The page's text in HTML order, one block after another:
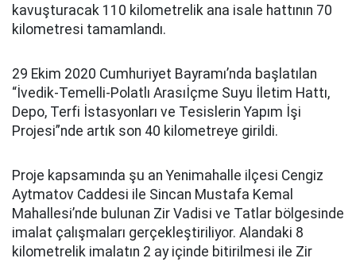
kavuşturacak 110 kilometrelik ana isale hattının 70
kilometresi tamamlandı.
29 Ekim 2020 Cumhuriyet Bayramı’nda başlatılan
“İvedik-Temelli-Polatlı Arasıİçme Suyu İletim Hattı,
Depo, Terfi İstasyonları ve Tesislerin Yapım İşi
Projesi”nde artık son 40 kilometreye girildi.
Proje kapsamında şu an Yenimahalle ilçesi Cengiz
Aytmatov Caddesi ile Sincan Mustafa Kemal
Mahallesi’nde bulunan Zir Vadisi ve Tatlar bölgesinde
imalat çalışmaları gerçekleştiriliyor. Alandaki 8
kilometrelik imalatın 2 ay içinde bitirilmesi ile Zir